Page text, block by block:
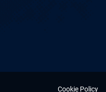
Cookie Policy